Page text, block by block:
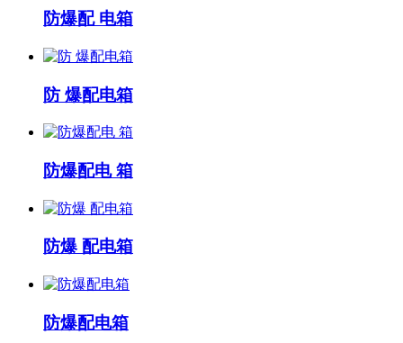
防爆配 电箱
防 爆配电箱
防爆配电 箱
防爆 配电箱
防爆配电箱